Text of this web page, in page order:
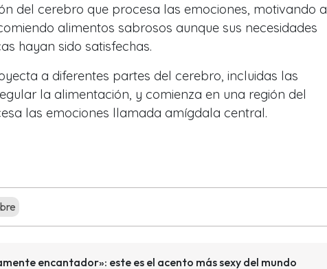
del cerebro que procesa las emociones, motivando a
alimentos sabrosos aunque sus necesidades
hayan sido satisfechas.
a diferentes partes del cerebro, incluidas las
la alimentación, y comienza en una región del
las emociones llamada amígdala central.
encantador»: este es el acento más sexy del mundo